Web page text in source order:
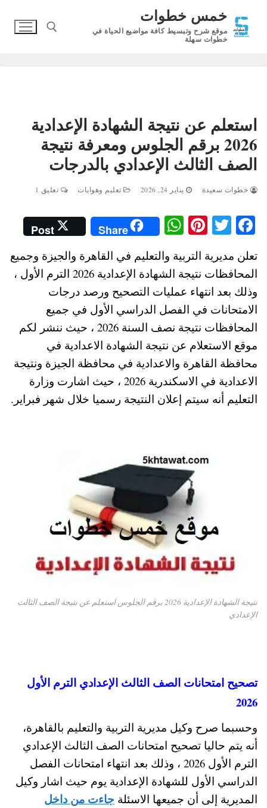
المحتوى
خمس خطوات
موقع شرح وتبسيط كافة مواضيع الحياة في
خطوات سهلة
استعلم عن نتيجة الشهادة الإعدادية
2026 برقم الجلوس ومعرفة نتيجة
الصف الثالث الإعدادي بالدرجات
خطوات سعيدة يناير 24, 2026 تعليم وهوايات تعليق 1
Fa
bo
ok
T
wi
tte
r
Pi
er
es
t
W
ha
ts
A
pp
Share
Post
تعلن مديرية التربية والتعليم في القاهرة والجيزة وجميع
المحافظات نتيجة الشهادة الإعدادية 2026 الترم الأول ،
وذلك بعد انتهاء عمليات التصحيح ورصد درجات
الامتحانات في الفصل الدراسي الأول في جميع
المحافظات نتيجة نصف السنة 2026 ، حيث ننشر لكم
موقع الاستعلام عن نتيجة الشهادة الاعدادية في
محافظة القاهرة والاعدادية في محافظة الجيزة ونتيجة
الاعدادية في الاسكندرية 2026 ، حيث اشارت وزارة
التعليم أنه سيتم إعلان النتيجة رسميا خلال شهر فبراير.
نتيجة الشهادة الإعدادية 2026 برقم الجلوس استعلم عن نتيجة الصف الثالث
الإعدادي
تصحيح امتحانات الصف الثالث الإعدادي الترم الأول
2026
وحسبما صرح وكيل مديرية التربية والتعليم بالقاهرة،
أنه يتم حاليا تصحيح امتحانات الصف الثالث الإعدادي
الترم الأول 2026 ، وذلك بعد انتهاء امتحانات الفصل
الدراسي الأول للشهادة الإعدادية يوم حيث اشار وكيل
المديرية إلى أن جميعها الاسئلة جاءت من داخل